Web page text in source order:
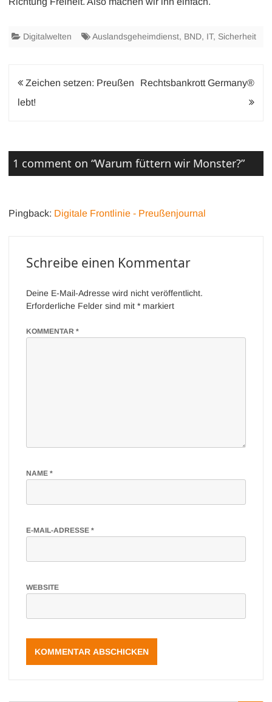
Digitalwelten Auslandsgeheimdienst, BND, IT, Sicherheit
Beitragsnavigation
Zeichen setzen: Preußen
lebt!
Rechtsbankrott Germany®
1 comment on “Warum füttern wir Monster?”
Pingback: Digitale Frontlinie - Preußenjournal
Schreibe einen Kommentar
Deine E-Mail-Adresse wird nicht veröffentlicht.
Erforderliche Felder sind mit * markiert
KOMMENTAR *
NAME *
E-MAIL-ADRESSE *
WEBSITE